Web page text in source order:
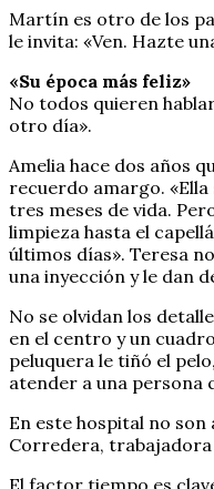
Martín es otro de los
le invita: «Ven. Hazte
«Su época más feliz»
No todos quieren
otro día».
Amelia hace dos años
recuerdo amargo.
tres meses de vida.
limpieza hasta el
últimos días». Teresa
una inyección y le dan
No se olvidan los
en el centro y un
peluquera le tiñó el
atender a una persona
En este hospital no son
Corredera,
El factor tiempo es